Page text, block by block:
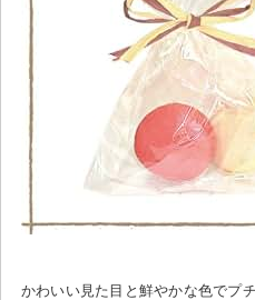
かわいい見た目と鮮やかな色でプ